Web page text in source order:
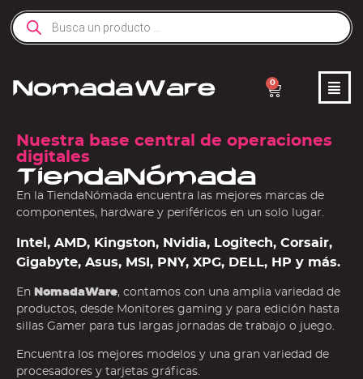
0
Nuestra base central de operaciones
digitales
TiendaNómada
En la TiendaNómada encuentra las mejores marcas de
componentes, hardware y periféricos en un solo lugar.
Intel, AMD, Kingston, Nvidia, Logitech, Corsair,
Gigabyte, Asus, MSI, PNY, XPG, DELL, HP y más.
En NomadaWare, contamos con una amplia variedad de
productos, desde Monitores gaming y para edición hasta
sillas Gamer para tus largas jornadas de trabajo o juego.
Encuentra los mejores modelos y una gran variedad de
procesadores y tarjetas gráficas.